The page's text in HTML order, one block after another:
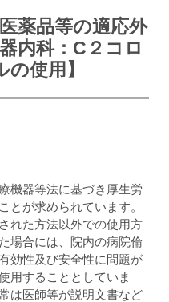
薬品等の適応外
内科：C２コロ
使用】
機器等法に基づき厚生労
とが求められています。
れた方法以外での使用方
場合には、院内の病院倫
効性及び安全性に問題が
用することとしていま
は医師等が説明文書など